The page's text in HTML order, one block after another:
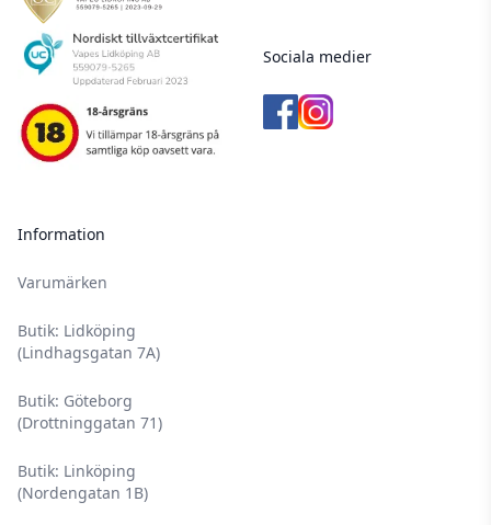
Information
Varumärken
Butik: Lidköping
(Lindhagsgatan 7A)
Butik: Göteborg
(Drottninggatan 71)
Butik: Linköping
(Nordengatan 1B)
Sociala medier